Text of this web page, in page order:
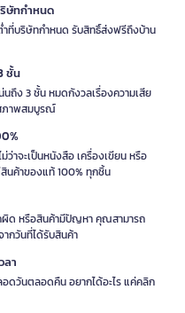
ษัทกำหนด
ที่บริษัทกำหนด รับสิทธิ์ส่งฟรีถึงบ้าน
ชั้น
ถึง 3 ชั้น หมดกังวลเรื่องความเสีย
ภาพสมบูรณ์
าจะเป็นหนังสือ เครื่องเขียน หรือ
นค้าของแท้ 100% ทุกชิ้น
กผิด หรือสินค้ามีปัญหา คุณสามารถ
ากวันที่ได้รับสินค้า
ลา
ดวันตลอดคืน อยากได้อะไร แค่คลิก